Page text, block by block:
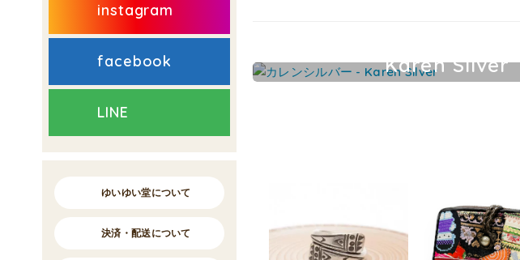
Karen Silver
instagram
facebook
LINE
ゆいゆい堂について
決済・配送について